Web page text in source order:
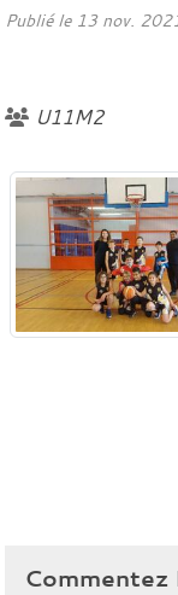
Publié le 13 nov.
U11M2
Commentez